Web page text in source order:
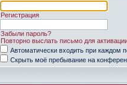
Регистрация
Забыли пароль?
Повторно выслать письмо для
Автоматически входить при каждом
Скрыть моё пребывание на